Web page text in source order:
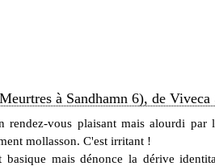
à Sandhamn 6), de Viveca
rendez-vous plaisant mais alourdi
mollasson. C'est irritant !
basique mais dénonce la dérive